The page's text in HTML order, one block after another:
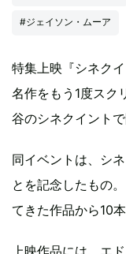
#ジェイソン・ムーア
特集上映『シネク
名作をもう1度スク
谷のシネクイントで
同イベントは、シ
とを記念したもの
てきた作品から10
上映作品には、エ